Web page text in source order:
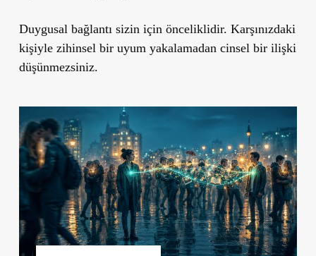
Duygusal bağlantı sizin için önceliklidir. Karşınızdaki
kişiyle zihinsel bir uyum yakalamadan cinsel bir ilişki
düşünmezsiniz.